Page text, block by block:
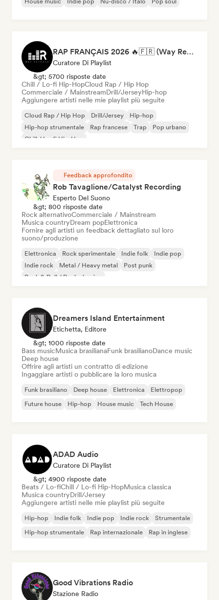
RAP FRANÇAIS 2026 🔥🇫🇷 (Way Records)
Curatore Di Playlist
&gt; 5700 risposte date
Chill / Lo-fi Hip-HopCloud Rap / Hip Hop
Commerciale / MainstreamDrill/JerseyHip-hop
Aggiungere artisti nelle mie playlist più seguite
Cloud Rap / Hip Hop Drill/Jersey
Hip-hop
Hip-hop strumentale
Rap francese Trap
Pop urbano
Chill / Lo-fi Hip-Hop
Feedback approfondito
Rob Tavaglione/Catalyst Recording
Esperto Del Suono
&gt; 800 risposte date
Rock alternativoCommerciale / Mainstream
Musica countryDream popElettronica
Fornire agli artisti un feedback dettagliato sul loro
suono/produzione
Elettronica Rock sperimentale Indie folk
Indie pop
Indie rock
Metal / Heavy metal
Post punk
Rock & Roll / Rock classico
Dreamers Island Entertainment
Etichetta, Editore
&gt; 1000 risposte date
Bass musicMusica brasilianaFunk brasilianoDance music
Deep house
Offrire agli artisti un contratto di edizione
Ingaggiare artisti o pubblicare la loro musica
Funk brasiliano Deep house Elettronica
Elettropop
Future house
Hip-hop House music Tech House
ADAD Audio
Curatore Di Playlist
&gt; 4900 risposte date
Beats / Lo-fiChill / Lo-fi Hip-HopMusica classica
Musica countryDrill/Jersey
Aggiungere artisti nelle mie playlist più seguite
Hip-hop Indie folk Indie pop Indie rock
Strumentale
Hip-hop strumentale
Rap internazionale Rap in inglese
Good Vibrations Radio
Stazione Radio